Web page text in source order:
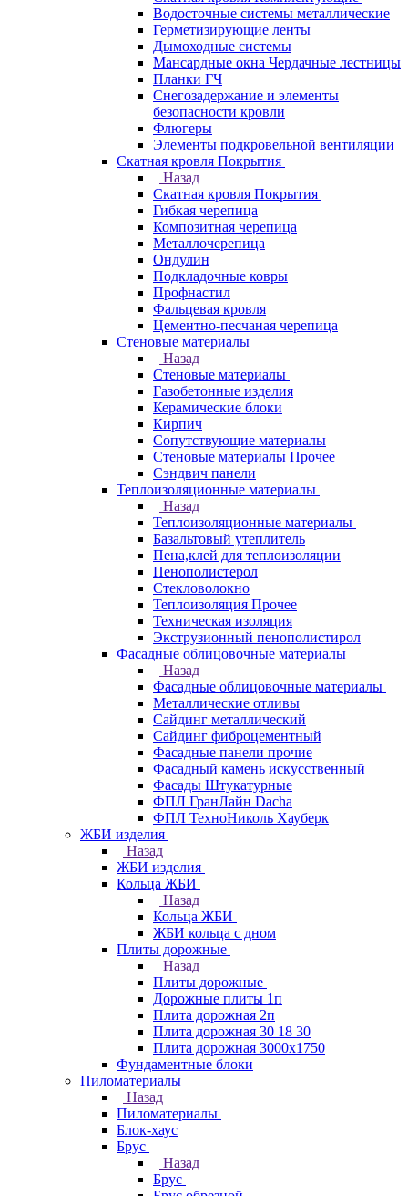
Водосточные системы металлические
Герметизирующие ленты
Дымоходные системы
Мансардные окна Чердачные лестницы
Планки ГЧ
Снегозадержание и элементы
безопасности кровли
Флюгеры
Элементы подкровельной вентиляции
Скатная кровля Покрытия
Назад
Скатная кровля Покрытия
Гибкая черепица
Композитная черепица
Металлочерепица
Ондулин
Подкладочные ковры
Профнастил
Фальцевая кровля
Цементно-песчаная черепица
Стеновые материалы
Назад
Стеновые материалы
Газобетонные изделия
Керамические блоки
Кирпич
Сопутствующие материалы
Стеновые материалы Прочее
Сэндвич панели
Теплоизоляционные материалы
Назад
Теплоизоляционные материалы
Базальтовый утеплитель
Пена,клей для теплоизоляции
Пенополистерол
Стекловолокно
Теплоизоляция Прочее
Техническая изоляция
Экструзионный пенополистирол
Фасадные облицовочные материалы
Назад
Фасадные облицовочные материалы
Металлические отливы
Сайдинг металлический
Сайдинг фиброцементный
Фасадные панели прочие
Фасадный камень искусственный
Фасады Штукатурные
ФПЛ ГранЛайн Dacha
ФПЛ ТехноНиколь Хауберк
ЖБИ изделия
Назад
ЖБИ изделия
Кольца ЖБИ
Назад
Кольца ЖБИ
ЖБИ кольца с дном
Плиты дорожные
Назад
Плиты дорожные
Дорожные плиты 1п
Плита дорожная 2п
Плита дорожная 30 18 30
Плита дорожная 3000х1750
Фундаментные блоки
Пиломатериалы
Назад
Пиломатериалы
Блок-хаус
Брус
Назад
Брус